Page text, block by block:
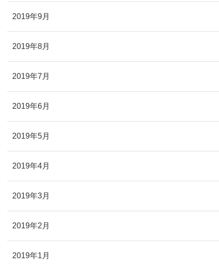
2019年9月
2019年8月
2019年7月
2019年6月
2019年5月
2019年4月
2019年3月
2019年2月
2019年1月